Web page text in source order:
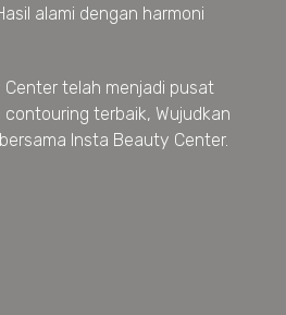
alami dengan harmoni
telah menjadi pusat
terbaik, Wujudkan
Insta Beauty Center.